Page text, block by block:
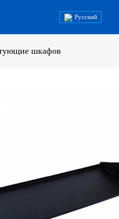
Русский
шкафов